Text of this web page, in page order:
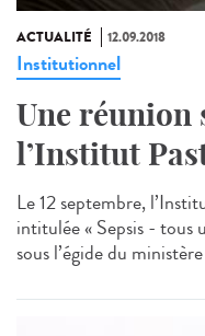
ACTUALITÉ 12.09.2018
Institutionnel
Une réunion
l’Institut
Le 12 septembre,
intitulée « Sepsis - tous
sous l’égide du